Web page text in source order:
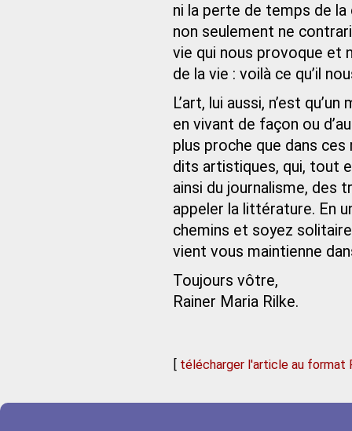
ni la perte de temps de la
non seulement ne
vie qui nous provoque et
de la vie : voilà ce qu’il
L’art, lui aussi, n’est
en vivant de façon ou
plus proche que dans
dits artistiques, qui, tout
ainsi du journalisme, des
appeler la littérature. En
chemins et soyez
vient vous maintienne
Toujours vôtre,
Rainer Maria Rilke.
[ télécharger l'article au format